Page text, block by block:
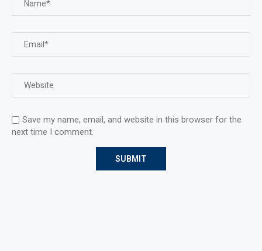
Save my name, email, and website in this browser for the
next time I comment.